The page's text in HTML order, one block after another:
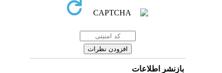
بازنشر اطلاعات